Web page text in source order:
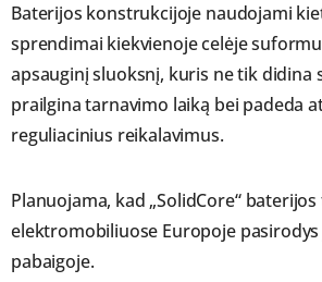
Baterijos konstrukcijoje naudojami
sprendimai kiekvienoje celėje
apsauginį sluoksnį, kuris ne tik didina
prailgina tarnavimo laiką bei padeda
reguliacinius reikalavimus.
Planuojama, kad „SolidCore“
elektromobiliuose Europoje pasirodys
pabaigoje.